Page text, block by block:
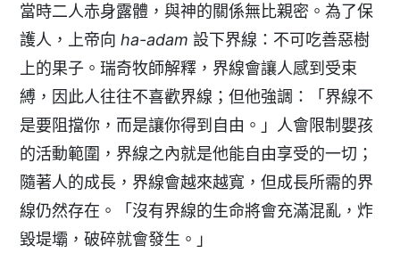
當時二人赤身露體，與神的關係無比親密。為了保
護人，上帝向ha-adam 設下界線：不可吃善惡樹
上的果子。瑞奇牧師解釋，界線會讓人感到受束
縛，因此人往往不喜歡界線；但他強調：「界線不
是要阻擋你，而是讓你得到自由。」人會限制嬰孩
的活動範圍，界線之內就是他能自由享受的一切；
隨著人的成長，界線會越來越寬，但成長所需的界
線仍然存在。「沒有界線的生命將會充滿混亂，炸
毀堤壩，破碎就會發生。」